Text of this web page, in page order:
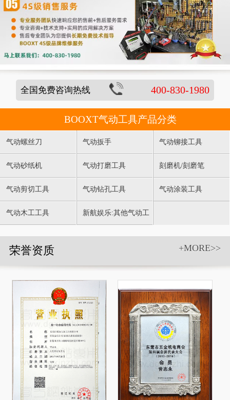
全国免费咨询热线 400-830-1980
BOOXT气动工具产品分类
气动螺丝刀 气动扳手 气动铆接工具
气动砂纸机 气动打磨工具 刻磨机/刻磨笔
气动剪切工具 气动钻孔工具 气动涂装工具
气动木工工具 新航娱乐:其他气动工
具和附件
+MORE>>
荣誉资质